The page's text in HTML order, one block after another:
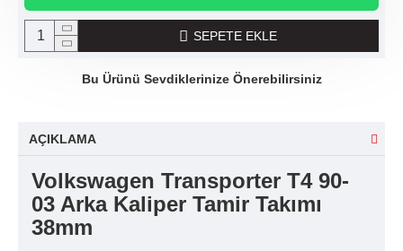
SEPETE EKLE
Bu Ürünü Sevdiklerinize Önerebilirsiniz
AÇIKLAMA
Volkswagen Transporter T4 90-
03 Arka Kaliper Tamir Takımı
38mm